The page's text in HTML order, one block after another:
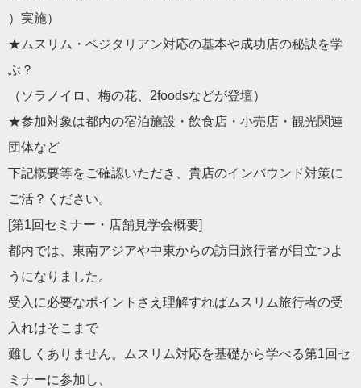
）実施）
★ムスリム・ベジタリアン対応の基本や成功店の秘訣を学
ぶ？
（ソラノイロ、梅の花、2foodsなどが登壇）
★参加対象は都内の宿泊施設・飲食店・小売店・観光関連
団体など
下記概要等をご確認いただき、貴店のインバウンド対策に
ご活？く ださい。
[第1回セミナー・店舗見学会概要]
都内では、東南アジアや中東からの訪日旅行者が目立つよ
うになり ました。
受入に必要なポイントさえ理解すればムスリム旅行者の受
入れはそこまで
難しくありません。ムスリム対応を基礎から学べる第1回セ
ミナーに参加し、